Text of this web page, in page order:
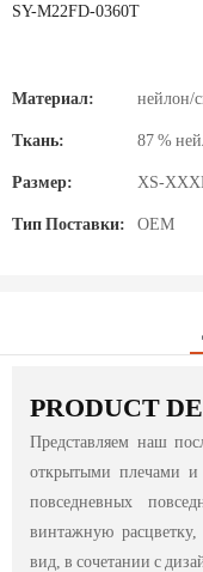
SY-M22FD-0360T
Материал: нейлон/
Ткань: 87 %
Размер: XS-
Тип Поставки: OEM
PRODUCT
Представляем наш
открытыми плечами и
повседневных
винтажную
вид, в сочетании с